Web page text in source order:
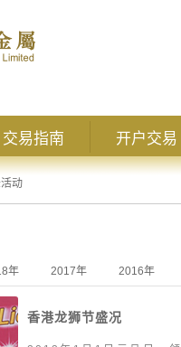
交易指南 开户交易
动
年 2017年 2016年
香港龙狮节盛况